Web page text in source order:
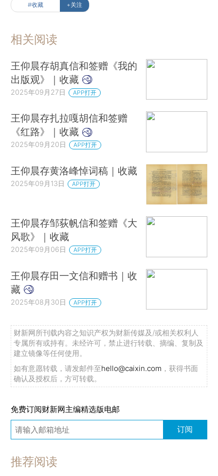
#收藏 +关注
相关阅读
王仰晨存胡真信和签赠《我的
出版观》｜收藏
2025年09月27日 APP打开
王仰晨存扎拉嘎胡信和签赠
《红路》｜收藏
2025年09月20日 APP打开
王仰晨存黄洛峰悼词稿｜收藏
2025年09月13日 APP打开
王仰晨存邹荻帆信和签赠《大
风歌》｜收藏
2025年09月06日 APP打开
王仰晨存田一文信和赠书｜收
藏
2025年08月30日 APP打开
财新网所刊载内容之知识产权为财新传媒及/或相关权利人
专属所有或持有。未经许可，禁止进行转载、摘编、复制及
建立镜像等任何使用。
如有意愿转载，请发邮件至hello@caixin.com ，获得书面
确认及授权后，方可转载。
免费订阅财新网主编精选版电邮
订阅
推荐阅读